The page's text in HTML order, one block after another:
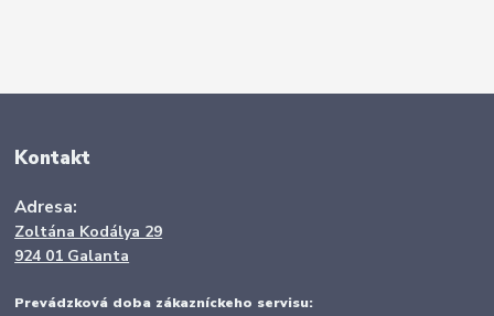
Kontakt
Adresa:
Zoltána Kodálya 29
924 01 Galanta
Prevádzková doba zákazníckeho servisu: